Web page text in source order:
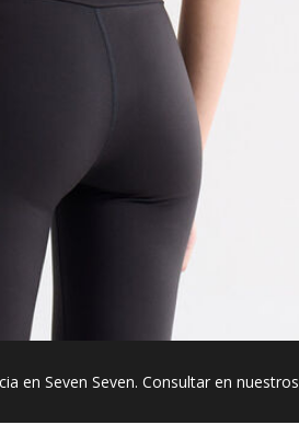
en Seven Seven. Consultar en nuestros